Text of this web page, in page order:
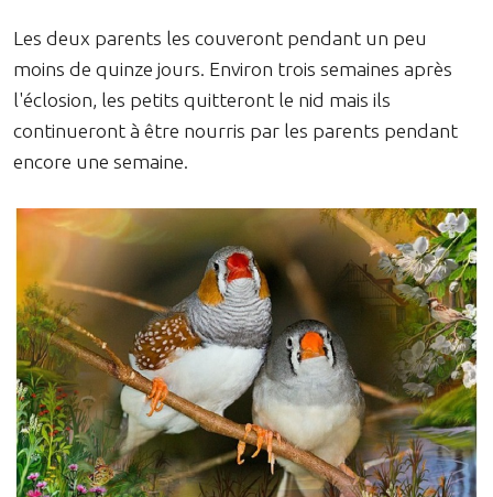
Les deux parents les couveront pendant un peu
moins de quinze jours. Environ trois semaines après
l'éclosion, les petits quitteront le nid mais ils
continueront à être nourris par les parents pendant
encore une semaine.